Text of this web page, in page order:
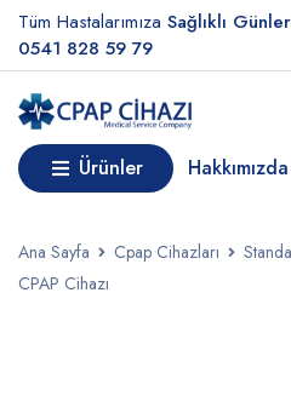
Tüm Hastalarımıza Sağlıklı Günler
0541 828 59 79
Ürünler Hakkımızda
Ana Sayfa Cpap Cihazları
CPAP Cihazı